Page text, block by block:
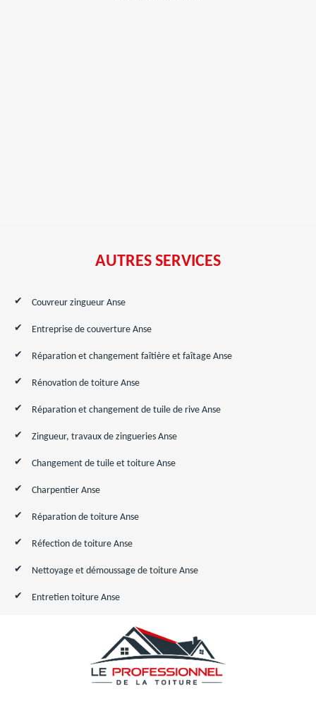
AUTRES SERVICES
Couvreur zingueur Anse
Entreprise de couverture Anse
Réparation et changement faîtière et faîtage Anse
Rénovation de toiture Anse
Réparation et changement de tuile de rive Anse
Zingueur, travaux de zingueries Anse
Changement de tuile et toiture Anse
Charpentier Anse
Réparation de toiture Anse
Réfection de toiture Anse
Nettoyage et démoussage de toiture Anse
Entretien toiture Anse